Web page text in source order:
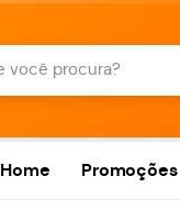
Home Promoções